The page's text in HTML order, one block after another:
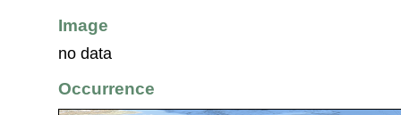
Image
no data
Occurrence